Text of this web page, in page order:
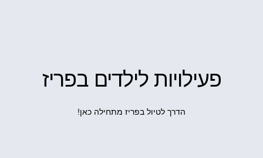
פעילויות לילדים בפריז
הדרך לטיול בפריז מתחילה כאן!